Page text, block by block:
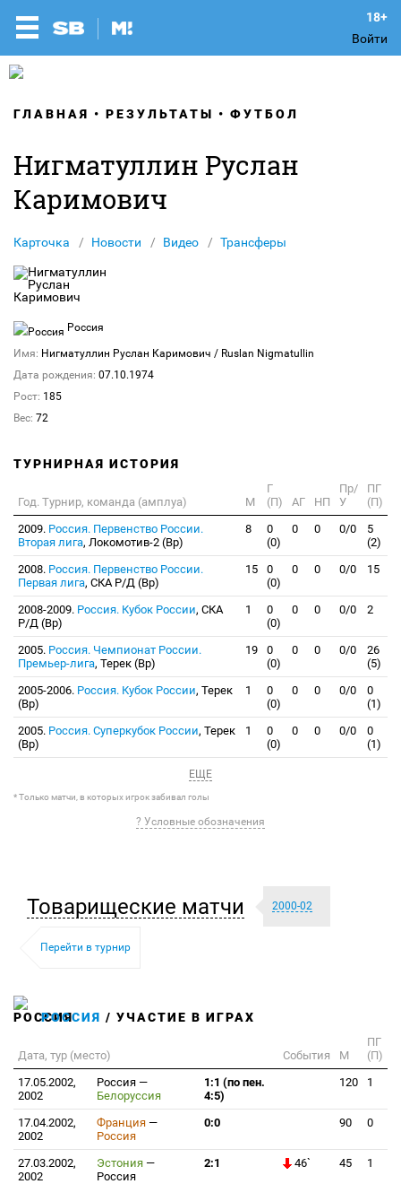
Войти
ГЛАВНАЯ РЕЗУЛЬТАТЫ ФУТБОЛ
Нигматуллин Руслан
Каримович
Карточка Новости Видео Трансферы
Россия
Имя: Нигматуллин Руслан Каримович / Ruslan Nigmatullin
Дата рождения: 07.10.1974
Рост: 185
Вес: 72
ТУРНИРНАЯ ИСТОРИЯ
Год. Турнир, команда (амплуа) М
Г
(П)
АГ НП
Пр/
У
ПГ
(П)
2009. Россия. Первенство России.
Вторая лига, Локомотив-2 (Вр)
8
0
(0)
0 0 0/0
5
(2)
2008. Россия. Первенство России.
Первая лига, СКА Р/Д (Вр)
15
0
(0)
0 0 0/0 15
2008-2009. Россия. Кубок России, СКА
Р/Д (Вр)
1
0
(0)
0 0 0/0 2
2005. Россия. Чемпионат России.
Премьер-лига, Терек (Вр)
19
0
(0)
0 0 0/0
26
(5)
2005-2006. Россия. Кубок России, Терек
(Вр)
1
0
(0)
0 0 0/0
0
(1)
2005. Россия. Суперкубок России, Терек
(Вр)
1
0
(0)
0 0 0/0
0
(1)
ЕЩЕ
* Только матчи, в которых игрок забивал голы
? Условные обозначения
Товарищеские матчи 2000-02
Перейти в турнир
РОССИЯ / УЧАСТИЕ В ИГРАХ
Дата, тур (место) События М
ПГ
(П)
17.05.2002,
2002
Россия —
Белоруссия
1:1 (по пен.
4:5)
120 1
17.04.2002,
2002
Франция —
Россия
0:0 90 0
27.03.2002,
2002
Эстония —
Россия
2:1 46` 45 1